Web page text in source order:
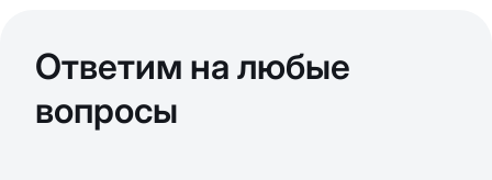
Ответим на любые
вопросы